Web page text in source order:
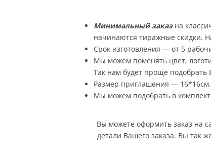
Минимальный заказ на
начинаются тиражные скидки.
Срок изготовления — от 5
Мы можем поменять цвет,
Так нам будет проще подобрать
Размер приглашения — 16*16см.
Мы можем подобрать в
Вы можете оформить заказ на
детали Вашего заказа. Вы так